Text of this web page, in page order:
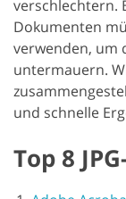
verschlechtern.
Dokumenten
verwenden, um
untermauern.
und schnelle
Top 8